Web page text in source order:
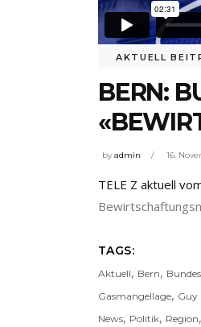
AKTUELL
BERN:
byadmin 16.
TELE Z aktuell
TAGS:
Aktuell, Bern,
Gasmangellage, Guy
News, Politik, Region,